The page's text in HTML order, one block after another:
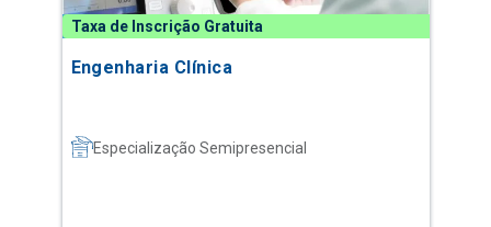
Taxa de Inscrição Gratuita
Engenharia Clínica
Especialização Semipresencial